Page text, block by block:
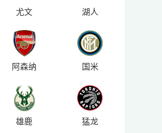
尤文 湖人
阿森纳 国米
雄鹿 猛龙